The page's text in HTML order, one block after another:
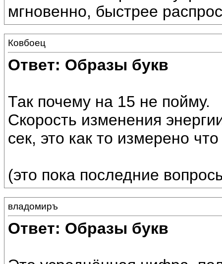
мгновенно, быстрее
Ковбоец
Ответ: Образы букв
Так почему на 15 не пойму.
Скорость изменения
сек, это как то измерено
(это пока последние
владомиръ
Ответ: Образы букв